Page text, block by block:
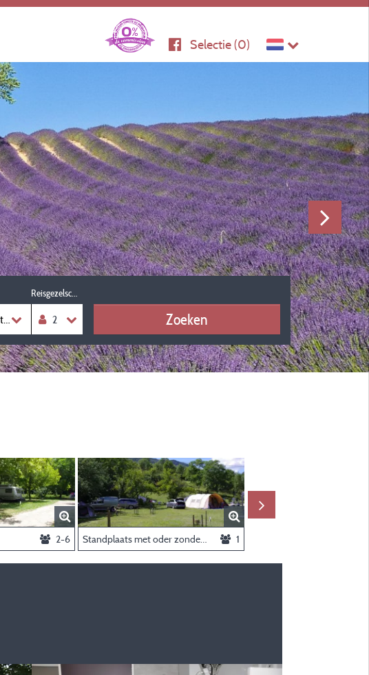
Selectie (0)
Reisgezelschap
Zoeken
2-6 Standplaats met oder zonder auto 1